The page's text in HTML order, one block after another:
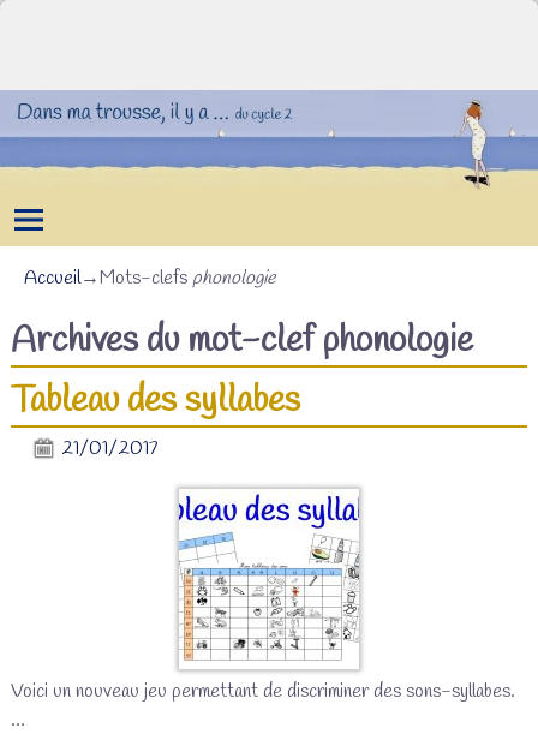
Accueil→Mots-clefs phonologie
Archives du mot-clefphonologie
Tableau des syllabes
21/01/2017
Voici un nouveau jeu permettant de discriminer des sons-syllabes.
…